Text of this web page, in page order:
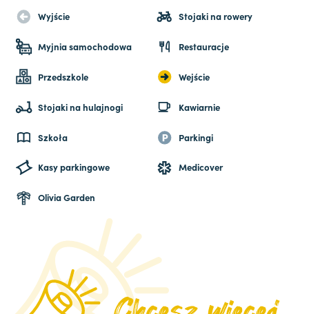
Wyjście Stojaki na rowery
Myjnia samochodowa Restauracje
Przedszkole Wejście
Stojaki na hulajnogi Kawiarnie
Szkoła Parkingi
Kasy parkingowe Medicover
Olivia Garden